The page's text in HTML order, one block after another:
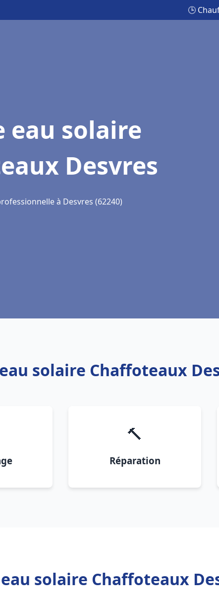
🕒
eau solaire
Desvres
à Desvres (62240)
solaire Chaffoteaux
🔨
Réparation
solaire Chaffoteaux